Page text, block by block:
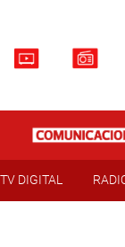
TV DIGITAL